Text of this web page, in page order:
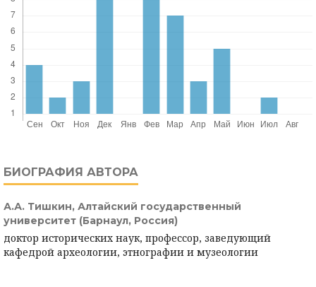
БИОГРАФИЯ АВТОРА
А.А. Тишкин, Алтайский государственный
университет (Барнаул, Россия)
доктор исторических наук, профессор, заведующий
кафедрой археологии, этнографии и музеологии